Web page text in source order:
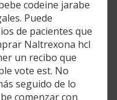
codeine jarabe
Puede
de pacientes que
Naltrexona hcl
un recibo que
vote est. No
seguido de lo
comenzar con